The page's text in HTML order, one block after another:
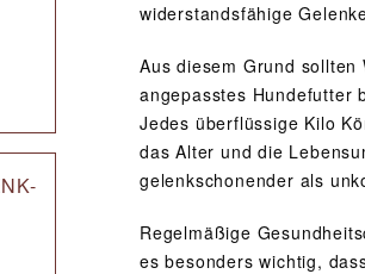
widerstandsfähige
Aus diesem Grund
angepasstes Hundefutter
Jedes überflüssige Kilo
das Alter und die
gelenkschonender als
Regelmäßige
es besonders wichtig,